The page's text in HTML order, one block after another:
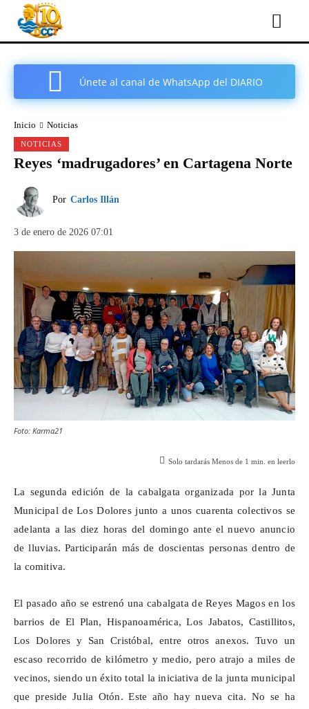
Únete al canal de WhatsApp del DIARIO
Inicio Noticias
NOTICIAS
Reyes ‘madrugadores’ en Cartagena Norte
Por Carlos Illán
3 de enero de 2026 07:01
Foto: Karma21
Solo tardarás Menos de 1 min. en leerlo
La segunda edición de la cabalgata organizada por la Junta
Municipal de Los Dolores junto a unos cuarenta colectivos se
adelanta a las diez horas del domingo ante el nuevo anuncio
de lluvias. Participarán más de doscientas personas dentro de
la comitiva.
El pasado año se estrenó una cabalgata de Reyes Magos en los
barrios de El Plan, Hispanoamérica, Los Jabatos, Castillitos,
Los Dolores y San Cristóbal, entre otros anexos. Tuvo un
escaso recorrido de kilómetro y medio, pero atrajo a miles de
vecinos, siendo un éxito total la iniciativa de la junta municipal
que preside Julia Otón. Este año hay nueva cita. No se ha